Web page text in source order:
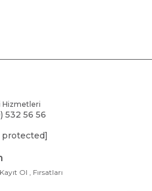
Hizmetleri
532 56 56
protected]
Ol , Fırsatları